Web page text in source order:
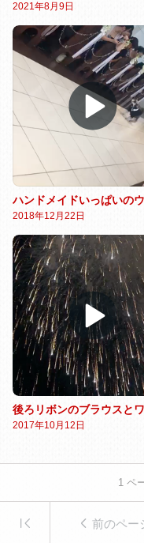
2021年8月9日
2018年12月22日
2017年10月12日
1 ペ
前のペー